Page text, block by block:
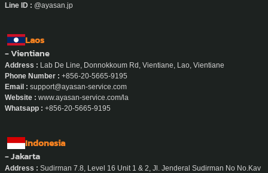
Line ID : @ayasan.jp
Laos
- Vientiane
Address : Lab De Line, Donnokkoum Rd, Vientiane, Lao, Vientiane
Phone Number : +856-20-5665-9195
Email : support@ayasan-service.com
Website : www.ayasan-service.com/la
Whatsapp : +856-20-5665-9195
Indonesia
- Jakarta
Address : Sudirman 7.8, Level 16 Unit 1 & 2, Jl. Jenderal Sudirman No No.Kav